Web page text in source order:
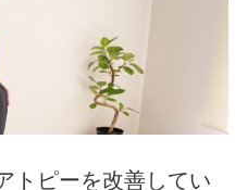
トピーを改善してい